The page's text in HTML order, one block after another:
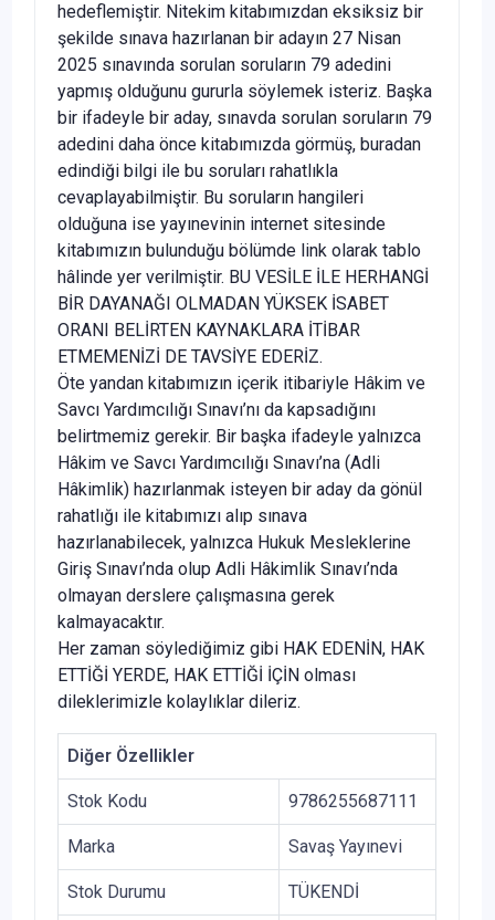
hedeflemiştir. Nitekim kitabımızdan eksiksiz bir
şekilde sınava hazırlanan bir adayın 27 Nisan
2025 sınavında sorulan soruların 79 adedini
yapmış olduğunu gururla söylemek isteriz. Başka
bir ifadeyle bir aday, sınavda sorulan soruların 79
adedini daha önce kitabımızda görmüş, buradan
edindiği bilgi ile bu soruları rahatlıkla
cevaplayabilmiştir. Bu soruların hangileri
olduğuna ise yayınevinin internet sitesinde
kitabımızın bulunduğu bölümde link olarak tablo
hâlinde yer verilmiştir. BU VESİLE İLE HERHANGİ
BİR DAYANAĞI OLMADAN YÜKSEK İSABET
ORANI BELİRTEN KAYNAKLARA İTİBAR
ETMEMENİZİ DE TAVSİYE EDERİZ.
Öte yandan kitabımızın içerik itibariyle Hâkim ve
Savcı Yardımcılığı Sınavı’nı da kapsadığını
belirtmemiz gerekir. Bir başka ifadeyle yalnızca
Hâkim ve Savcı Yardımcılığı Sınavı’na (Adli
Hâkimlik) hazırlanmak isteyen bir aday da gönül
rahatlığı ile kitabımızı alıp sınava
hazırlanabilecek, yalnızca Hukuk Mesleklerine
Giriş Sınavı’nda olup Adli Hâkimlik Sınavı’nda
olmayan derslere çalışmasına gerek
kalmayacaktır.
Her zaman söylediğimiz gibi HAK EDENİN, HAK
ETTİĞİ YERDE, HAK ETTİĞİ İÇİN olması
dileklerimizle kolaylıklar dileriz.
Diğer Özellikler
Stok Kodu 9786255687111
Marka Savaş Yayınevi
Stok Durumu TÜKENDİ